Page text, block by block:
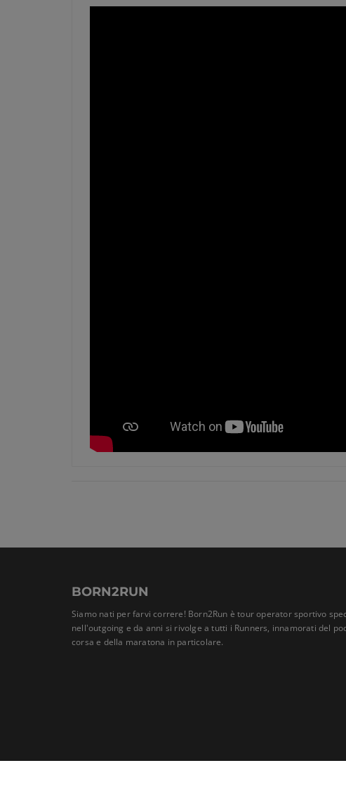
BORN2RUN
Siamo nati per farvi correre! Born2Run è tour operator sportivo
nell'outgoing e da anni si rivolge a tutti i Runners, innamorati del
corsa e della maratona in particolare.